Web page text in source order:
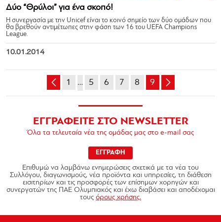
Δύο “Θρύλοι” για ένα σκοπό!
Η συνεργασία με την Unicef είναι το κοινό σημείο των δύο ομάδων που
θα βρεθούν αντιμέτωπες στην φάση των 16 του UEFA Champions
League.
10.01.2014
1 … 5 6 7 8 9
ΕΓΓΡΑΦΕΙΤΕ ΣΤΟ NEWSLETTER
Όλα τα τελευταία νέα της ομάδας μας στο e-mail σας
ΕΓΓΡΑΦΗ
Επιθυμώ να λαμβάνω ενημερώσεις σχετικά με τα νέα του
Συλλόγου, διαγωνισμούς, νέα προϊόντα και υπηρεσίες, τη διάθεση
εισιτηρίων και τις προσφορές των επίσημων χορηγών και
συνεργατών της ΠΑΕ Ολυμπιακός και έχω διαβάσει και αποδέχομαι
τους όρους χρήσης.